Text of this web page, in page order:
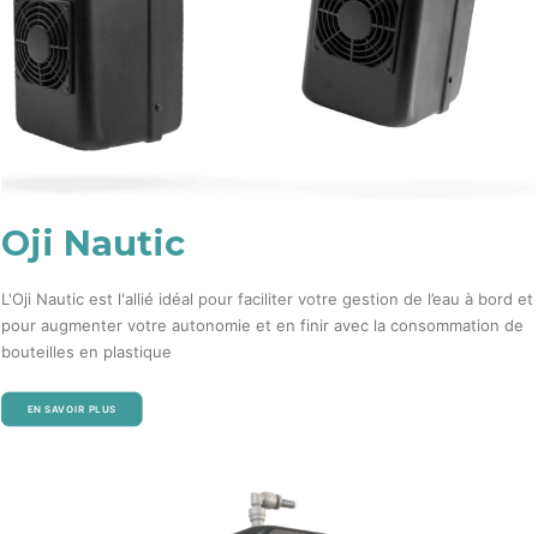
Oji Nautic
L'Oji Nautic est l'allié idéal pour faciliter votre gestion de l’eau à bord et
pour augmenter votre autonomie et en finir avec la consommation de
bouteilles en plastique
EN SAVOIR PLUS